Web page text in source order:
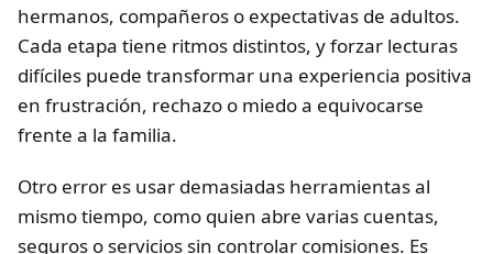
hermanos, compañeros o expectativas de adultos.
Cada etapa tiene ritmos distintos, y forzar lecturas
difíciles puede transformar una experiencia positiva
en frustración, rechazo o miedo a equivocarse
frente a la familia.
Otro error es usar demasiadas herramientas al
mismo tiempo, como quien abre varias cuentas,
seguros o servicios sin controlar comisiones. Es